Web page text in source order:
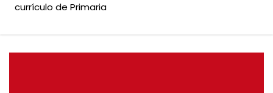
currículo de Primaria